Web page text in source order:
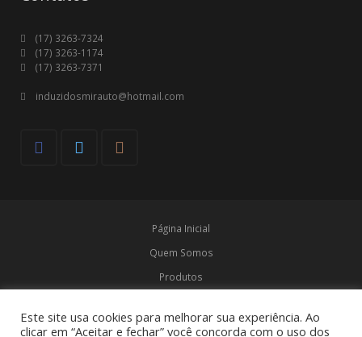
(17) 3263-7324
(17) 3263-1174
(17) 3263-7371
induzidosmirauto@hotmail.com
Página Inicial
Quem Somos
Produtos
Contato
Este site usa cookies para melhorar sua experiência. Ao
clicar em “Aceitar e fechar” você concorda com o uso dos